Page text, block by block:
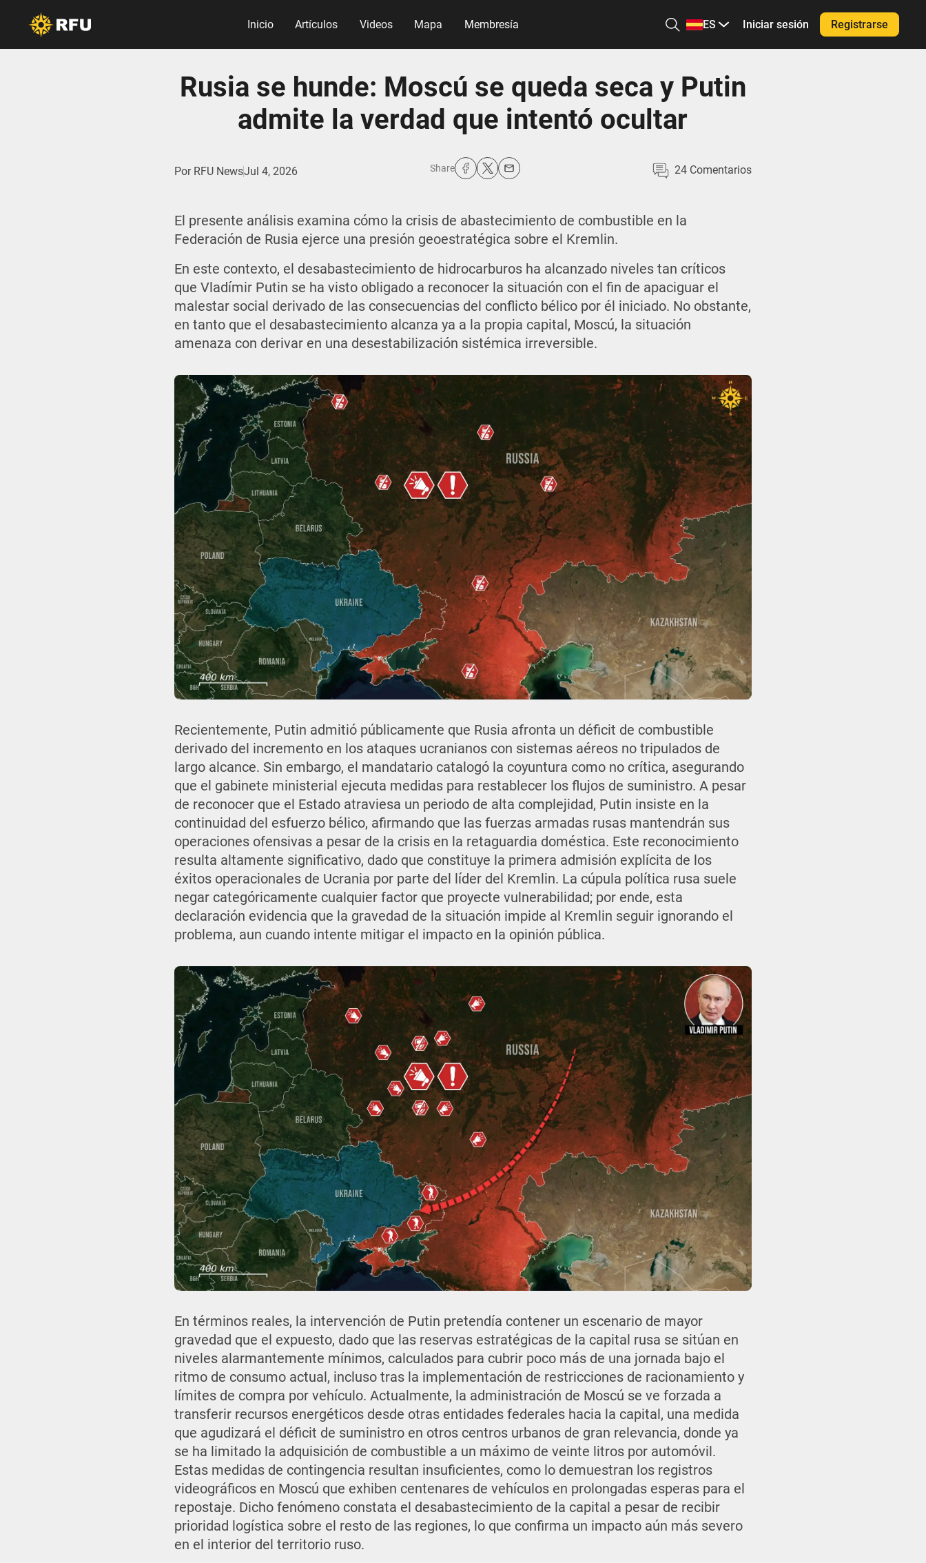
Inicio Artículos Videos Mapa Membresía ES Iniciar sesión Registrarse
Rusia se hunde: Moscú se queda seca y Putin
admite la verdad que intentó ocultar
Por RFU NewsJul 4, 2026 Share 24Comentarios
El presente análisis examina cómo la crisis de abastecimiento de combustible en la
Federación de Rusia ejerce una presión geoestratégica sobre el Kremlin.
En este contexto, el desabastecimiento de hidrocarburos ha alcanzado niveles tan críticos
que Vladímir Putin se ha visto obligado a reconocer la situación con el fin de apaciguar el
malestar social derivado de las consecuencias del conflicto bélico por él iniciado. No obstante,
en tanto que el desabastecimiento alcanza ya a la propia capital, Moscú, la situación
amenaza con derivar en una desestabilización sistémica irreversible.
Recientemente, Putin admitió públicamente que Rusia afronta un déficit de combustible
derivado del incremento en los ataques ucranianos con sistemas aéreos no tripulados de
largo alcance. Sin embargo, el mandatario catalogó la coyuntura como no crítica, asegurando
que el gabinete ministerial ejecuta medidas para restablecer los flujos de suministro. A pesar
de reconocer que el Estado atraviesa un periodo de alta complejidad, Putin insiste en la
continuidad del esfuerzo bélico, afirmando que las fuerzas armadas rusas mantendrán sus
operaciones ofensivas a pesar de la crisis en la retaguardia doméstica. Este reconocimiento
resulta altamente significativo, dado que constituye la primera admisión explícita de los
éxitos operacionales de Ucrania por parte del líder del Kremlin. La cúpula política rusa suele
negar categóricamente cualquier factor que proyecte vulnerabilidad; por ende, esta
declaración evidencia que la gravedad de la situación impide al Kremlin seguir ignorando el
problema, aun cuando intente mitigar el impacto en la opinión pública.
En términos reales, la intervención de Putin pretendía contener un escenario de mayor
gravedad que el expuesto, dado que las reservas estratégicas de la capital rusa se sitúan en
niveles alarmantemente mínimos, calculados para cubrir poco más de una jornada bajo el
ritmo de consumo actual, incluso tras la implementación de restricciones de racionamiento y
límites de compra por vehículo. Actualmente, la administración de Moscú se ve forzada a
transferir recursos energéticos desde otras entidades federales hacia la capital, una medida
que agudizará el déficit de suministro en otros centros urbanos de gran relevancia, donde ya
se ha limitado la adquisición de combustible a un máximo de veinte litros por automóvil.
Estas medidas de contingencia resultan insuficientes, como lo demuestran los registros
videográficos en Moscú que exhiben centenares de vehículos en prolongadas esperas para el
repostaje. Dicho fenómeno constata el desabastecimiento de la capital a pesar de recibir
prioridad logística sobre el resto de las regiones, lo que confirma un impacto aún más severo
en el interior del territorio ruso.